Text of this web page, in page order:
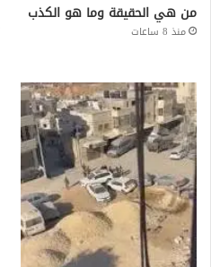
من هي الحقيقة وما هو الكذب
منذ 8 ساعات